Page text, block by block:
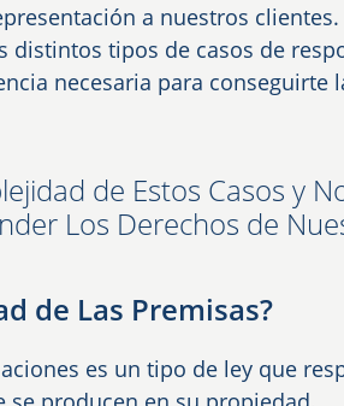
a nuestros clientes.
distintos tipos de casos de
necesaria para conseguirte
de Estos Casos y
Los Derechos de
de Las Premisas?
es un tipo de ley que